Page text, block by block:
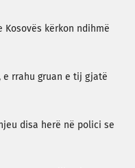
Kosovës kërkon ndihmë
e rrahu gruan e tij gjatë
disa herë në polici se